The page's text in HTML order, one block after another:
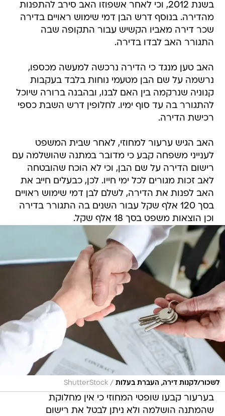
בשנת 2012, וכי לאחר אשפוזו האב סירב להתפנות
מהדירה. בנוסף דרש הבן דמי שימוש ראויים בדירה
שכר דירה מאביו הקשיש עבור התקופה שבה
התגורר האב לבדו בדירה.
האב טען מנגד כי הדירה נרכשה למעשה מכספו,
נרשמה על שם הבן מטעמי נוחות בלבד בעקבות
קנוניה שנרקמה בין האם לבנו, ובהבנה ברורה שיוכל
להתגורר בה עד סוף ימיו. לחלופין דרש השבת כספי
רכישת הדירה.
האב הגיש ערעור למחוזי, לאחר שבית המשפט
לענייני משפחה קבע כי מדובר במתנה שהושלמה עם
רישום הדירה על שם הבן, וכי לא הוכח שהובטחה
לאב זכות מגורים לכל ימי חייו. לכן, כבעלים חייב את
האב לפנות את הדירה, לשלם לבן דמי שימוש ראויים
בסך 120 אלף שקל עבור השנים בה התגורר בדירה
וכן הוצאות משפט בסך 18 אלף שקל.
לשכור/לקנות דירה, העברת בעלות /
ShutterStock
בערעור קבעו שופטי המחוזי כי אין מחלוקת
שהמתנה הושלמה ולא ניתן לבטל את רישום